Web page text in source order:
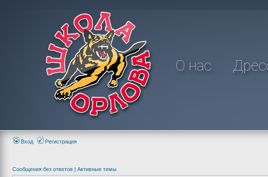
О нас
Вход Регистрация
Сообщения без ответов | Активные темы